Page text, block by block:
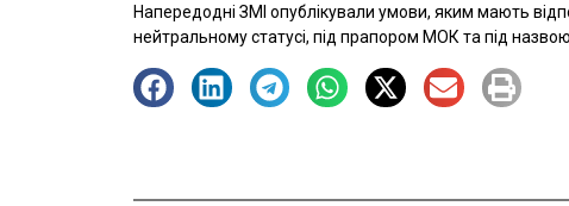
Напередодні ЗМІ опублікували умови, яким мають
нейтральному статусі, під прапором МОК та під назвою